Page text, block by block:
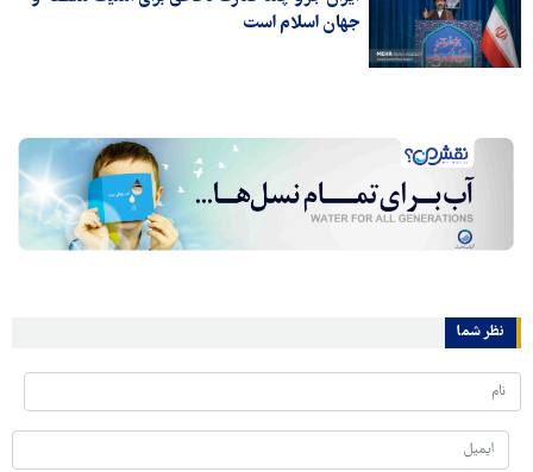
جهان اسلام است
نظر شما